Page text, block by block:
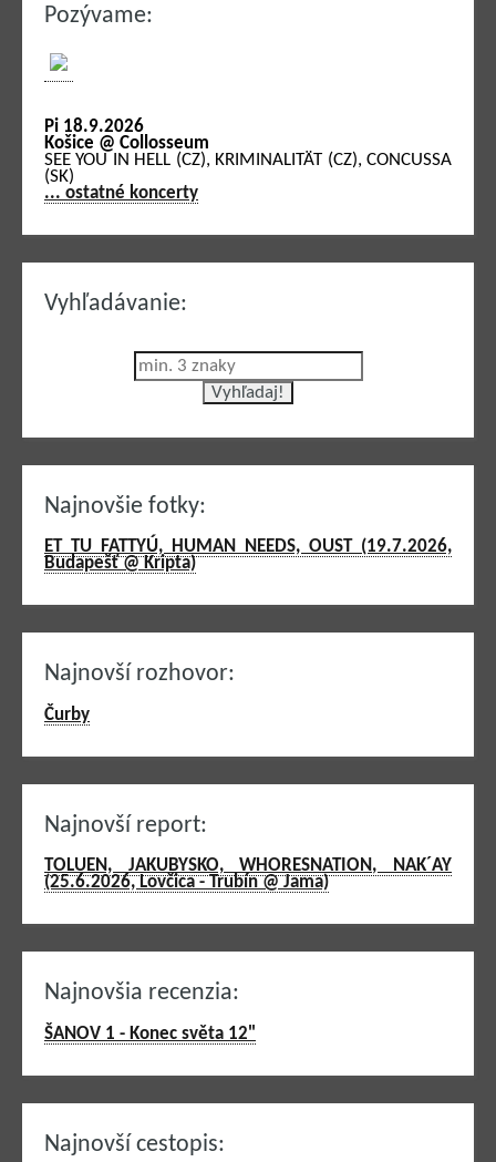
Pozývame:
Pi 18.9.2026
Košice @ Collosseum
SEE YOU IN HELL (CZ), KRIMINALITÄT (CZ), CONCUSSA
(SK)
... ostatné koncerty
Vyhľadávanie:
Najnovšie fotky:
ET TU FATTYÚ, HUMAN NEEDS, OUST (19.7.2026,
Budapešť @ Kripta)
Najnovší rozhovor:
Čurby
Najnovší report:
TOLUEN, JAKUBYSKO, WHORESNATION, NAK´AY
(25.6.2026, Lovčica - Trubín @ Jama)
Najnovšia recenzia:
ŠANOV 1 - Konec světa 12"
Najnovší cestopis: